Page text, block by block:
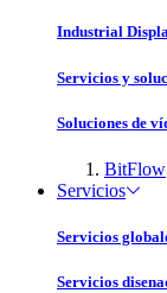
Industrial
Servicios y
Soluciones de
BitFlow
Servicios
Servicios
Servicios